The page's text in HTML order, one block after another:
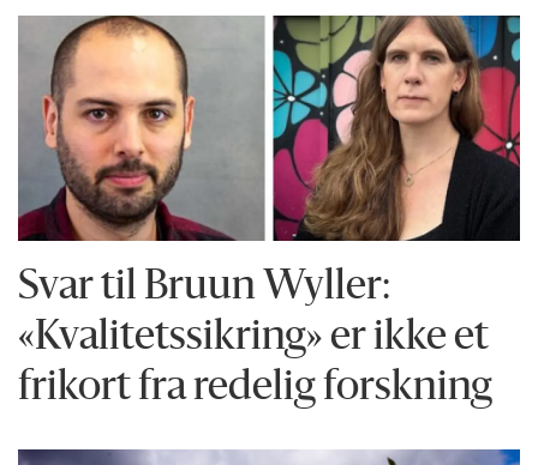
Svar til Bruun Wyller:
«Kvalitetssikring» er ikke et
frikort fra redelig forskning